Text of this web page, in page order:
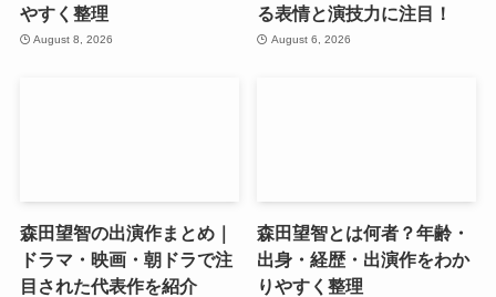
やすく整理
August 8, 2026
る表情と演技力に注目！
August 6, 2026
森田望智の出演作まとめ｜
ドラマ・映画・朝ドラで注
目された代表作を紹介
森田望智とは何者？年齢・
出身・経歴・出演作をわか
りやすく整理